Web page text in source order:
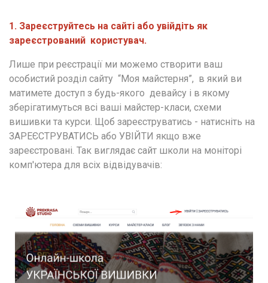
1. Зареєструйтесь на сайті або увійдіть як
зареєстрований  користувач.
Лише при реєстрації ми можемо створити ваш
особистий розділ сайту  “Моя майстерня”,  в який ви
матимете доступ з будь-якого  девайсу і в якому
зберігатимуться всі ваші майстер-класи, схеми
вишивки та курси. Щоб зареєструватись - натисніть на
ЗАРЕЄСТРУВАТИСЬ або УВІЙТИ якщо вже
зареєстровані. Так виглядає сайт школи на моніторі
комп'ютера для всіх відвідувачів: